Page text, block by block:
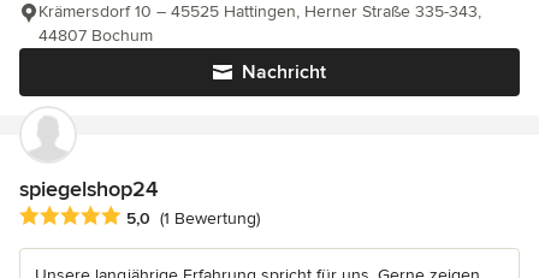
Nachricht
Krämersdorf 10 – 45525 Hattingen, Herner Straße 335-343,
44807 Bochum
spiegelshop24
Durchschnittliche Bewertung: 5 von 5 Sternen
5,0 (1 Bewertung)